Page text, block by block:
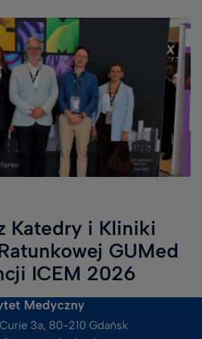
Katedry i Kliniki
GUMed
ICEM 2026
Medyczny
3a, 80-210 Gdańsk